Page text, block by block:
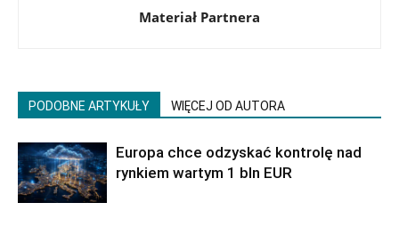
Materiał Partnera
PODOBNE ARTYKUŁY WIĘCEJ OD AUTORA
Europa chce odzyskać kontrolę nad
rynkiem wartym 1 bln EUR